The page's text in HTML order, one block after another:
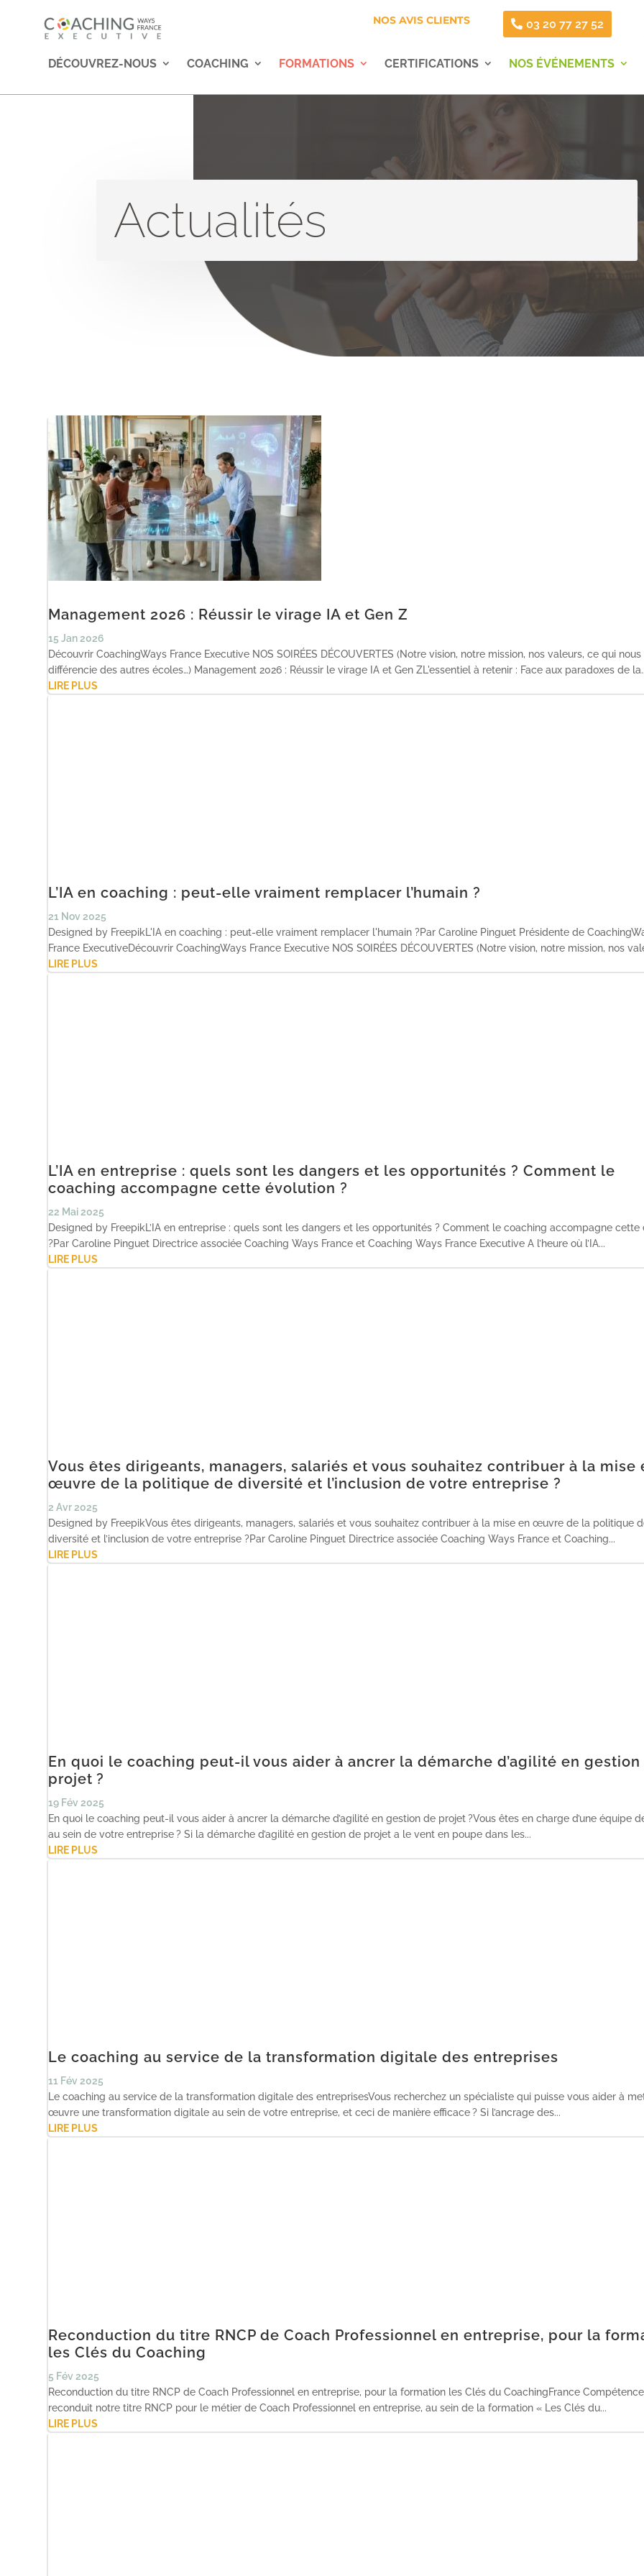
NOS AVIS CLIENTS 03 20 77 27 52
DÉCOUVREZ-NOUS COACHING FORMATIONS CERTIFICATIONS NOS ÉVÉNEMENTS
Actualités
Management 2026 : Réussir le virage IA et Gen Z
15 Jan 2026
Découvrir CoachingWays France Executive NOS SOIRÉES DÉCOUVERTES (Notre vision, notre mission, nos valeurs, ce qui nous
différencie des autres écoles…) Management 2026 : Réussir le virage IA et Gen ZL'essentiel à retenir : Face aux paradoxes de
LIRE PLUS
L’IA en coaching : peut-elle vraiment remplacer l’humain ?
21 Nov 2025
Designed by FreepikL'IA en coaching : peut-elle vraiment remplacer l'humain ?Par Caroline Pinguet Présidente de
France ExecutiveDécouvrir CoachingWays France Executive NOS SOIRÉES DÉCOUVERTES (Notre vision, notre mission, nos
LIRE PLUS
L’IA en entreprise : quels sont les dangers et les opportunités ? Comment le
coaching accompagne cette évolution ?
22 Mai 2025
Designed by FreepikL’IA en entreprise : quels sont les dangers et les opportunités ? Comment le coaching accompagne cette
?Par Caroline Pinguet Directrice associée Coaching Ways France et Coaching Ways France Executive A l’heure où l’IA...
LIRE PLUS
Vous êtes dirigeants, managers, salariés et vous souhaitez contribuer à la mise
œuvre de la politique de diversité et l’inclusion de votre entreprise ?
2 Avr 2025
Designed by FreepikVous êtes dirigeants, managers, salariés et vous souhaitez contribuer à la mise en œuvre de la politique
diversité et l’inclusion de votre entreprise ?Par Caroline Pinguet Directrice associée Coaching Ways France et Coaching...
LIRE PLUS
En quoi le coaching peut-il vous aider à ancrer la démarche d’agilité en gestion
projet ?
19 Fév 2025
En quoi le coaching peut-il vous aider à ancrer la démarche d’agilité en gestion de projet ?Vous êtes en charge d’une équipe
au sein de votre entreprise ? Si la démarche d’agilité en gestion de projet a le vent en poupe dans les...
LIRE PLUS
Le coaching au service de la transformation digitale des entreprises
11 Fév 2025
Le coaching au service de la transformation digitale des entreprisesVous recherchez un spécialiste qui puisse vous aider à
œuvre une transformation digitale au sein de votre entreprise, et ceci de manière efficace ? Si l’ancrage des...
LIRE PLUS
Reconduction du titre RNCP de Coach Professionnel en entreprise, pour la
les Clés du Coaching
5 Fév 2025
Reconduction du titre RNCP de Coach Professionnel en entreprise, pour la formation les Clés du CoachingFrance
reconduit notre titre RNCP pour le métier de Coach Professionnel en entreprise, au sein de la formation « Les Clés du...
LIRE PLUS